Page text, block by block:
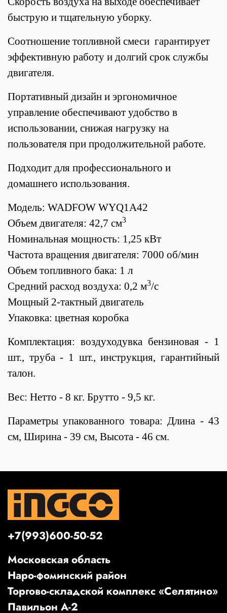
быструю и тщательную уборку.
Соотношение топливной смеси гарантирует
эффективную работу и долгий срок службы
двигателя.
Портативный дизайн и эргономичное
управление обеспечивают удобство в
использовании, снижая нагрузку на
пользователя при продолжительной работе.
Подходит для профессионального и
домашнего использования.
Модель: WADFOW WYQ1A42
Объем двигателя: 42,7 см3
Номинальная мощность: 1,25 кВт
Частота вращения двигателя: 7000 об/мин
Объем топливного бака: 1 л
Средний расход воздуха: 0,2 м3/с
Мощный 2-тактный двигатель
Упаковка: цветная коробка
Комплектация: воздуходувка бензиновая - 1
шт., труба - 1 шт., инструкция, гарантийный
талон.
Вес: Нетто - 8 кг. Брутто - 9,5 кг.
Параметры упакованного товара: Длина - 43
см, Ширина - 39 см, Высота - 46 см.
+7(993)600-50-52
Московская область
Наро-фоминский район
Торгово-складской комплекс «Селятино»
Павильон А-2